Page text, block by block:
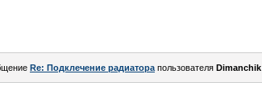
Re: Подклечение радиатора пользователя Dimanchik